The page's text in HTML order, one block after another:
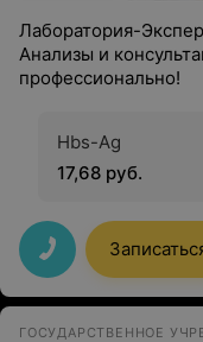
Лаборатория-
Анализы и
профессионально!
Hbs-Ag
17,68 руб.
ГОСУДАРСТВЕННОЕ